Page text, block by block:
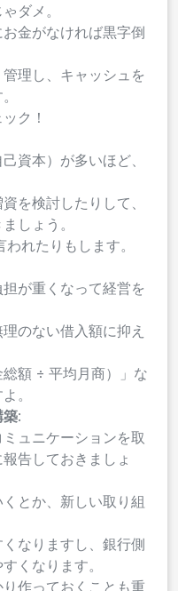
ダメ。
金がなければ黒字倒
理し、キャッシュを
ク！
資本）が多いほど、
を検討したりして、
しょう。
れたりもします。
が重くなって経営を
のない借入額に抑え
総額 ÷ 平均月商）」な
。
築:
ュニケーションを取
告しておきましょ
とか、新しい取り組
なりますし、銀行側
くなります。
り作っておくことも重